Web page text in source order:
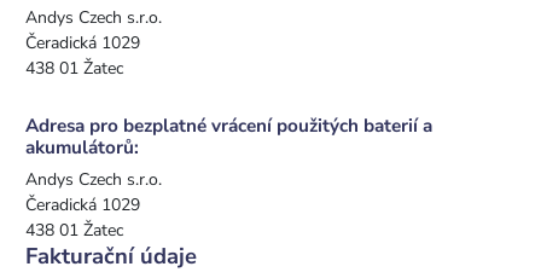
Andys Czech s.r.o.
Čeradická 1029
438 01 Žatec
Adresa pro bezplatné vrácení použitých baterií a
akumulátorů:
Andys Czech s.r.o.
Čeradická 1029
438 01 Žatec
Fakturační údaje